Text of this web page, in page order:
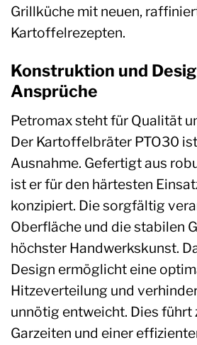
Grillküche mit neuen,
Kartoffelrezepten.
Konstruktion und
Ansprüche
Petromax steht für Qualität
Der Kartoffelbräter PTO30
Ausnahme. Gefertigt aus
ist er für den härtesten
konzipiert. Die sorgfältig
Oberfläche und die stabilen
höchster Handwerkskunst.
Design ermöglicht eine
Hitzeverteilung und
unnötig entweicht. Dies führt
Garzeiten und einer